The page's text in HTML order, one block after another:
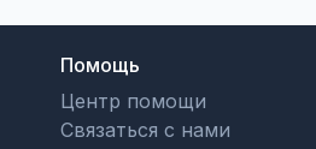
Помощь
Центр помощи
Связаться с нами